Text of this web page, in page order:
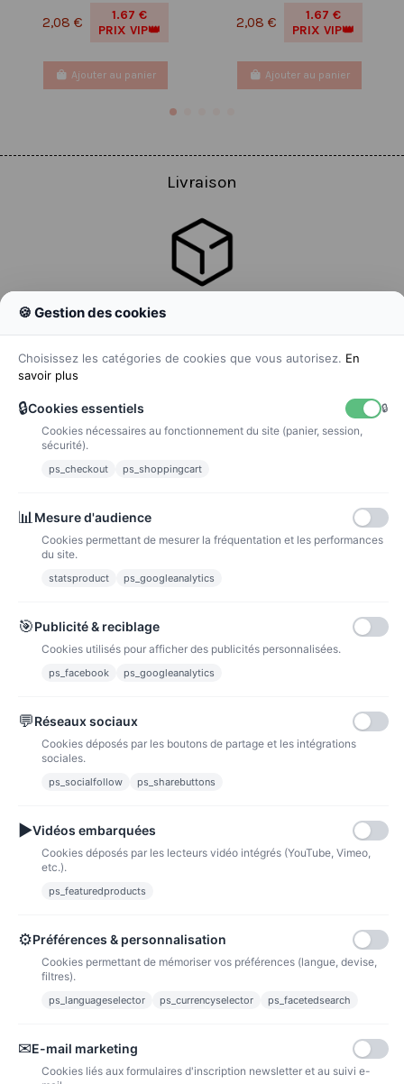
2,08 €
1.67 €
PRIX VIP👑
Ajouter au panier
2,08 €
1.67 €
PRIX VIP👑
Ajouter au panier
Livraison
La poste
Paiements sécurisés via paypal et paypal 4 fois sans frais
Fidélité
bons de réductions.
Liens utiles
🍪 Gestion des cookies
Choisissez les catégories de cookies que vous autorisez. En
savoir plus
🔒Cookies essentiels
🔒
Cookies nécessaires au fonctionnement du site (panier, session,
sécurité).
ps_checkout ps_shoppingcart
📊 Mesure d'audience
Cookies permettant de mesurer la fréquentation et les performances
du site.
statsproduct ps_googleanalytics
🎯Publicité & reciblage
Cookies utilisés pour afficher des publicités personnalisées.
ps_facebook ps_googleanalytics
💬Réseaux sociaux
Cookies déposés par les boutons de partage et les intégrations
sociales.
ps_socialfollow ps_sharebuttons
▶Vidéos embarquées
Cookies déposés par les lecteurs vidéo intégrés (YouTube, Vimeo,
etc.).
ps_featuredproducts
⚙Préférences & personnalisation
Cookies permettant de mémoriser vos préférences (langue, devise,
filtres).
ps_languageselector ps_currencyselector ps_facetedsearch
✉E-mail marketing
Cookies liés aux formulaires d'inscription newsletter et au suivi e-